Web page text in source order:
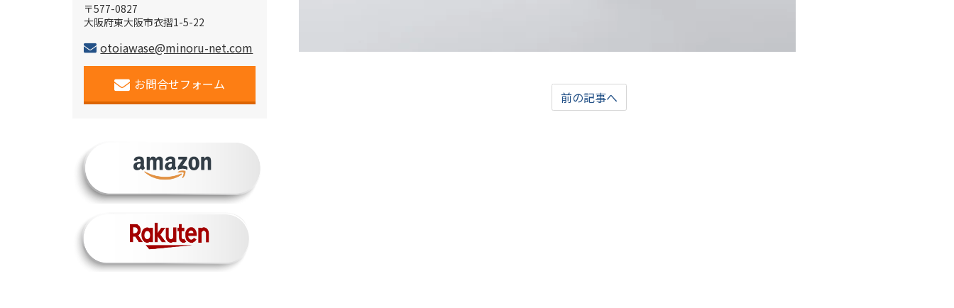
前の記事へ
〒577-0827
大阪府東大阪市衣摺1-5-22
otoiawase@minoru-net.com
お問合せフォーム